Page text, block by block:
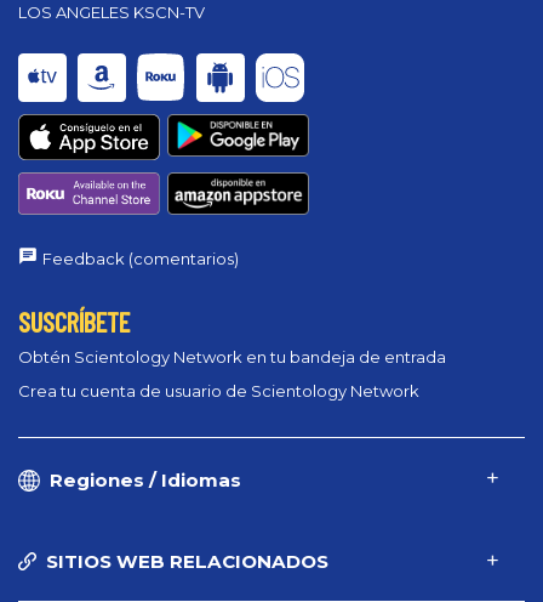
LOS ANGELES KSCN-TV
Feedback (comentarios)
SUSCRÍBETE
Obtén Scientology Network en tu bandeja de entrada
Crea tu cuenta de usuario de Scientology Network
Regiones / Idiomas
SITIOS WEB RELACIONADOS